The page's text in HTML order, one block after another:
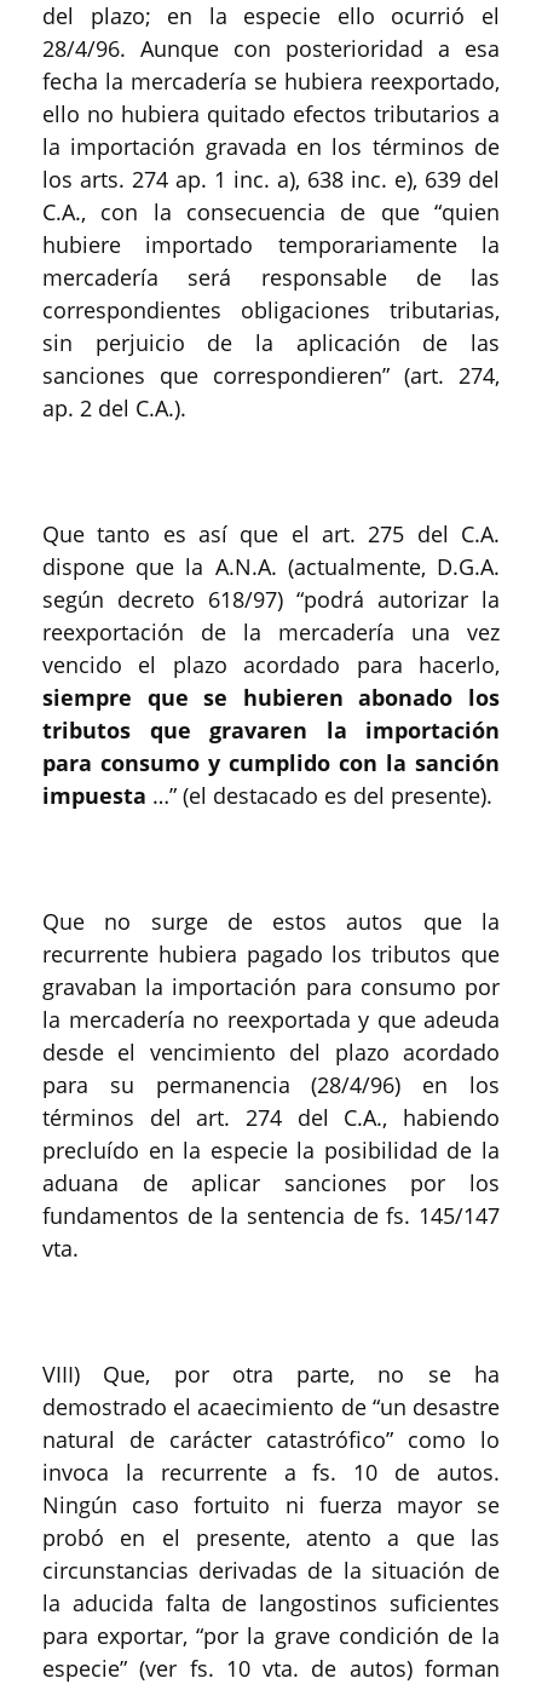
del plazo; en la especie ello ocurrió el
28/4/96. Aunque con posterioridad a esa
fecha la mercadería se hubiera reexportado,
ello no hubiera quitado efectos tributarios a
la importación gravada en los términos de
los arts. 274 ap. 1 inc. a), 638 inc. e), 639 del
C.A., con la consecuencia de que “quien
hubiere importado temporariamente la
mercadería será responsable de las
correspondientes obligaciones tributarias,
sin perjuicio de la aplicación de las
sanciones que correspondieren” (art. 274,
ap. 2 del C.A.).
Que tanto es así que el art. 275 del C.A.
dispone que la A.N.A. (actualmente, D.G.A.
según decreto 618/97) “podrá autorizar la
reexportación de la mercadería una vez
vencido el plazo acordado para hacerlo,
siempre que se hubieren abonado los
tributos que gravaren la importación
para consumo y cumplido con la sanción
impuesta …” (el destacado es del presente).
Que no surge de estos autos que la
recurrente hubiera pagado los tributos que
gravaban la importación para consumo por
la mercadería no reexportada y que adeuda
desde el vencimiento del plazo acordado
para su permanencia (28/4/96) en los
términos del art. 274 del C.A., habiendo
precluído en la especie la posibilidad de la
aduana de aplicar sanciones por los
fundamentos de la sentencia de fs. 145/147
vta.
VIII) Que, por otra parte, no se ha
demostrado el acaecimiento de “un desastre
natural de carácter catastrófico” como lo
invoca la recurrente a fs. 10 de autos.
Ningún caso fortuito ni fuerza mayor se
probó en el presente, atento a que las
circunstancias derivadas de la situación de
la aducida falta de langostinos suficientes
para exportar, “por la grave condición de la
especie” (ver fs. 10 vta. de autos) forman